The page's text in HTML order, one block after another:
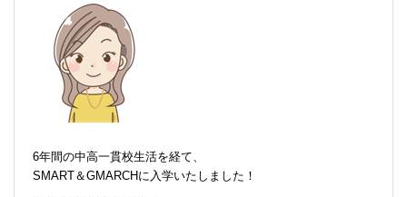
6年間の中高一貫校生活を経て、
SMART＆GMARCHに入学いたしました！